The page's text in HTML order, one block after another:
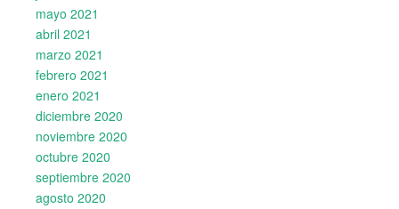
mayo 2021
abril 2021
marzo 2021
febrero 2021
enero 2021
diciembre 2020
noviembre 2020
octubre 2020
septiembre 2020
agosto 2020